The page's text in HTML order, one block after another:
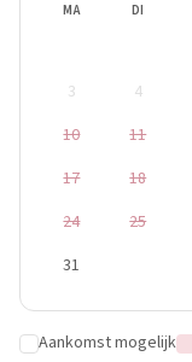
MA DI
3
4
10
11
17
18
24
25
31
Aankomst mogelijk